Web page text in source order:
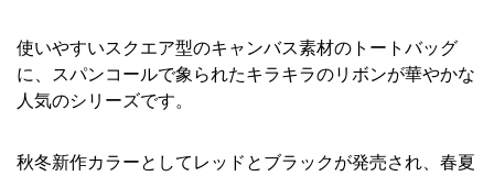
使いやすいスクエア型のキャンバス素材のトートバッグ
に、スパンコールで象られたキラキラのリボンが華やかな
人気のシリーズです。
秋冬新作カラーとしてレッドとブラックが発売され、春夏